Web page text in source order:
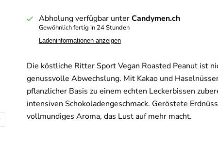
Abholung verfügbar unterCandymen.ch
Gewöhnlich fertig in 24 Stunden
Ladeninformationen anzeigen
Die köstliche Ritter Sport Vegan Roasted Peanut ist
genussvolle Abwechslung. Mit Kakao und
pflanzlicher Basis zu einem echten Leckerbissen
intensiven Schokoladengeschmack. Geröstete
vollmundiges Aroma, das Lust auf mehr macht.